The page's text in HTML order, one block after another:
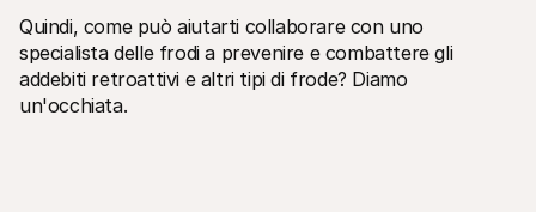
Quindi, come può aiutarti collaborare con uno
specialista delle frodi a prevenire e combattere gli
addebiti retroattivi e altri tipi di frode? Diamo
un'occhiata.